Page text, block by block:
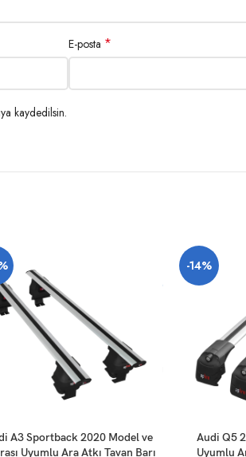
E-posta *
kaydedilsin.
EKLE
A3 Sportback 2020 Model ve
Uyumlu Ara Atkı Tavan Barı
-14%
SEPETE EKLE
Audi Q5
Uyumlu